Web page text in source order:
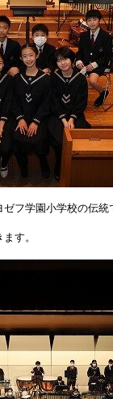
フ学園小学校の伝統
す。